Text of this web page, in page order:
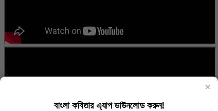
×
বাংলা কবিতার এ্যাপ ডাউনলোড করুন!